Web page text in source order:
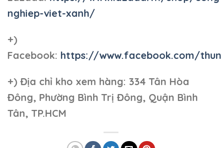
nghiep-viet-xanh/
+)
Facebook: https://www.facebook.com/
+) Địa chỉ kho xem hàng: 334 Tân Hòa
Đông, Phường Bình Trị Đông, Quận Bình
Tân, TP.HCM